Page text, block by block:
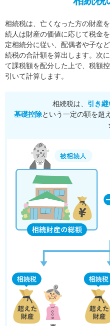
相続税は、亡くなった方の財産
続人は財産の価値に応じて税金を
定相続分に従い、配偶者や子な
続税の合計額を算出します。 次
て課税額を配分した上で、税額
引いて計算します。
相続税は、 引き
基礎控除という一定の額を超